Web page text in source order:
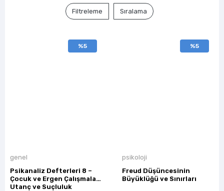
Filtreleme Sıralama
%5
genel
Psikanaliz Defterleri 8 –
Çocuk ve Ergen Çalışmaları
Utanç ve Suçluluk
%5
psikoloji
Freud Düşüncesinin
Büyüklüğü ve Sınırları